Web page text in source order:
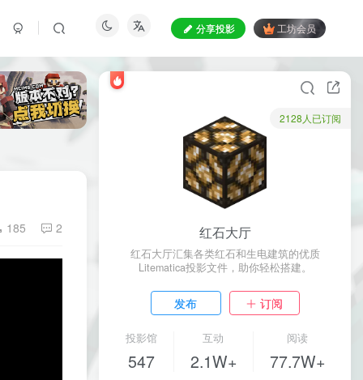
分享投影 工坊会员
185 2
2128人已订阅
红石大厅
红石大厅汇集各类红石和生电建筑的优质
Litematica投影文件，助你轻松搭建。
发布 订阅
投影馆
547
互动
2.1W+
阅读
77.7W+